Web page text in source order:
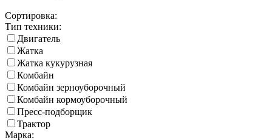
Сортировка:
Тип техники:
Двигатель
Жатка
Жатка кукурузная
Комбайн
Комбайн зерноуборочный
Комбайн кормоуборочный
Пресс-подборщик
Трактор
Марка: